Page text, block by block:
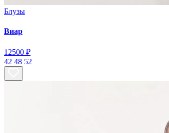
Блузы
Виар
12500 ₽
42 48 52